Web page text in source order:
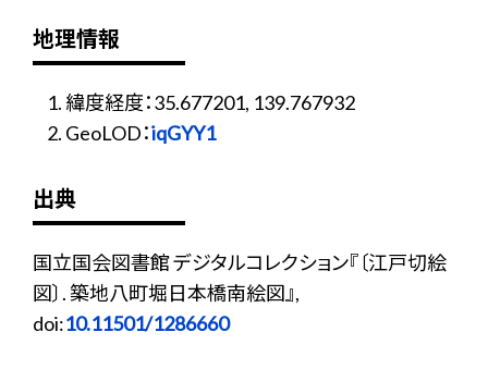
地理情報
緯度経度：35.677201, 139.767932
GeoLOD：iqGYY1
出典
国立国会図書館 デジタルコレクション『〔江戸切絵
図〕. 築地八町堀日本橋南絵図』,
doi:10.11501/1286660